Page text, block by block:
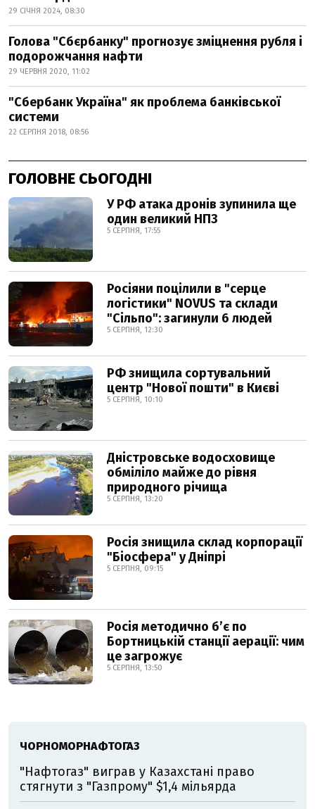
29 СІЧНЯ 2024, 08:30
Голова "Сбєрбанку" прогнозує зміцнення рубля і
подорожчання нафти
29 ЧЕРВНЯ 2020, 11:02
"Сбербанк Україна" як проблема банківської
системи
22 СЕРПНЯ 2018, 08:56
ГОЛОВНЕ СЬОГОДНІ
У РФ атака дронів зупинила ще
один великий НПЗ
5 СЕРПНЯ, 17:55
Росіяни поцілили в "серце
логістики" NOVUS та склади
"Сільпо": загинули 6 людей
5 СЕРПНЯ, 12:30
РФ знищила сортувальний
центр "Нової пошти" в Києві
5 СЕРПНЯ, 10:10
Дністровське водосховище
обміліло майже до рівня
природного річища
5 СЕРПНЯ, 13:20
Росія знищила склад корпорації
"Біосфера" у Дніпрі
5 СЕРПНЯ, 09:15
Росія методично б’є по
Бортницькій станції аерації: чим
це загрожує
5 СЕРПНЯ, 13:50
ЧОРНОМОРНАФТОГАЗ
"Нафтогаз" виграв у Казахстані право
стягнути з "Газпрому" $1,4 мільярда